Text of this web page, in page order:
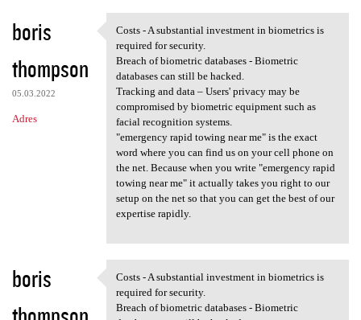
boris
thompson
05.03.2022
Adres
Costs - A substantial
Costs - A substantial investment in biometrics is
required for security.
Breach of biometric databases - Biometric
databases can still be hacked.
Tracking and data – Users' privacy may be
compromised by biometric equipment such as
facial recognition systems.
"emergency rapid towing near me" is the exact
word where you can find us on your cell phone on
the net. Because when you write "emergency rapid
towing near me" it actually takes you right to our
setup on the net so that you can get the best of our
expertise rapidly.
boris
Costs - A substantial
Costs - A substantial investment in biometrics is
required for security.
Breach of biometric databases - Biometric